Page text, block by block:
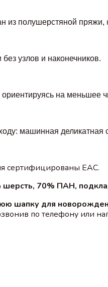
из полушерстяной
узлов и наконечников.
на меньшее
машинная деликатная
сертифицированы EAC.
шерсть, 70% ПАН,
шапку для
по телефону или